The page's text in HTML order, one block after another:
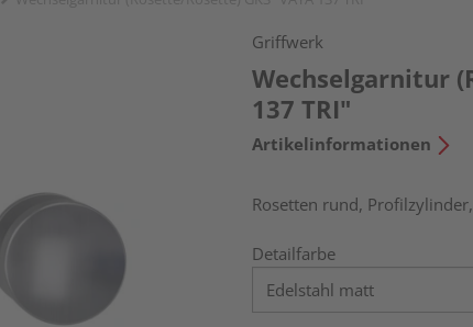
Griffwerk
Wechselgarnitur
137 TRI"
Artikelinformationen
Rosetten rund,
Detailfarbe